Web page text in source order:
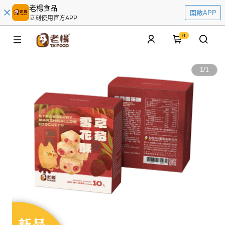
老楊食品
立刻使用官方APP
開啟APP
0
1/1